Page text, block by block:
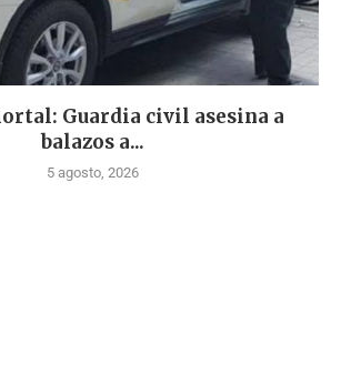
Guardia civil asesina a
balazos a...
5 agosto, 2026